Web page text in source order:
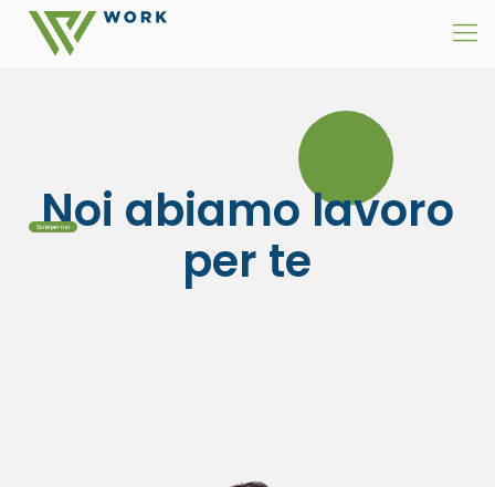
Noi abiamo lavoro
per te
Scrivi per noi